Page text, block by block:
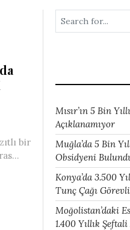
bir
Mısır’ın 5 Bin
Açıklanamıyor
Muğla’da 5 Bin
Obsidyeni
Konya’da 3.500
Tunç Çağı
Moğolistan’daki
1.400 Yıllık